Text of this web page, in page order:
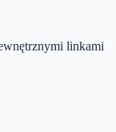
linkami